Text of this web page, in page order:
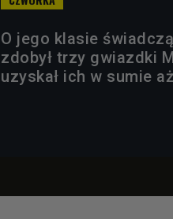
O jego klasie
zdobył trzy gwiazdki
uzyskał ich w sumie